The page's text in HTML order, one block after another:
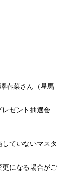
春菜さん（星馬
レゼント抽選会
ていないマスタ
になる場合がご